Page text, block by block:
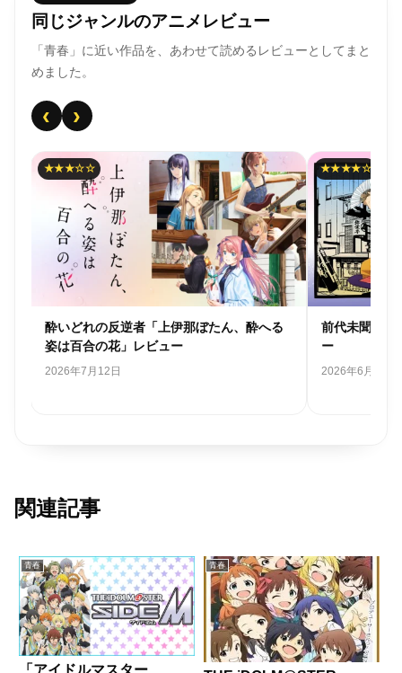
同じジャンルのアニメレビュー
「青春」に近い作品を、あわせて読めるレビューとしてまと
めました。
‹ ›
★★★☆☆
酔いどれの反逆者「上伊那ぼたん、酔へる
姿は百合の花」レビュー
2026年7月12日
★★★★☆
前代未聞の落
ー
2026年6月24日
関連記事
青春
「アイドルマスター
青春